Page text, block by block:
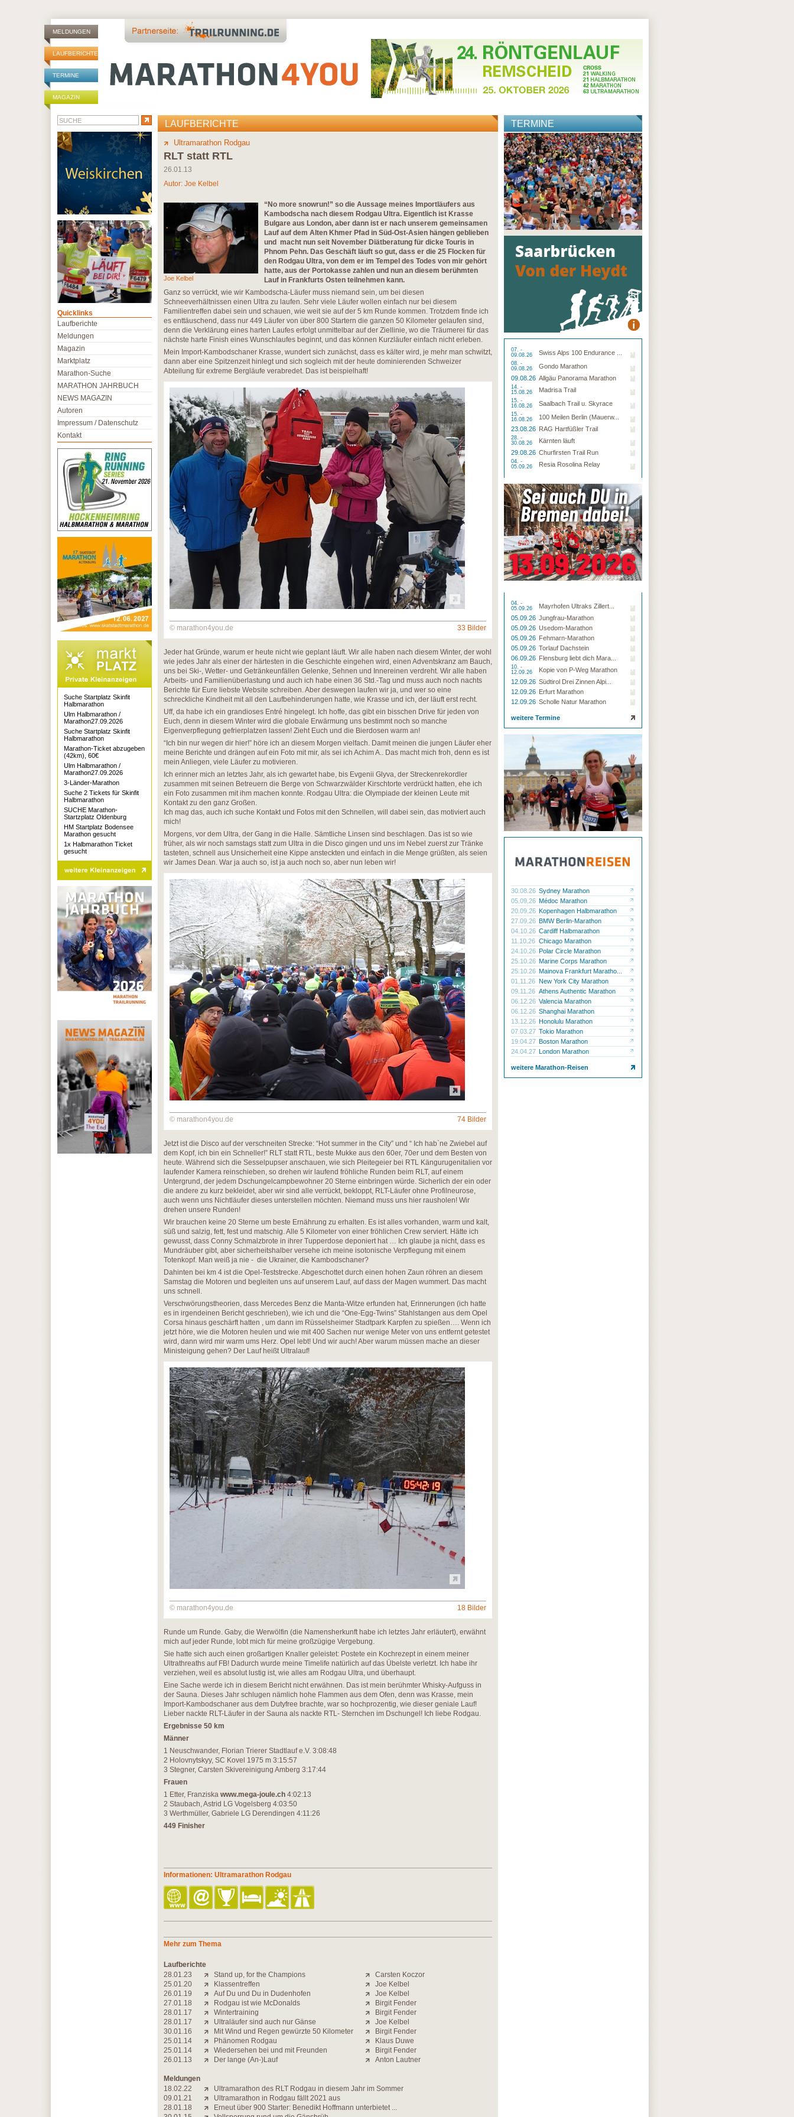
MELDUNGEN
LAUFBERICHTE
TERMINE
MAGAZIN
LAUFBERICHTE
Ultramarathon Rodgau
RLT statt RTL
26.01.13
Autor: Joe Kelbel
Joe Kelbel
“No more snowrun!” so die Aussage meines Importläufers aus
Kambodscha nach diesem Rodgau Ultra. Eigentlich ist Krasse
Bulgare aus London, aber dann ist er nach unserem gemeinsamen
Lauf auf dem Alten Khmer Pfad in Süd-Ost-Asien hängen geblieben
und macht nun seit November Diätberatung für dicke Touris in
Phnom Pehn. Das Geschäft läuft so gut, dass er die 25 Flocken für
den Rodgau Ultra, von dem er im Tempel des Todes von mir gehört
hatte, aus der Portokasse zahlen und nun an diesem berühmten
Lauf in Frankfurts Osten teilnehmen kann.
Ganz so verrückt, wie wir Kambodscha-Läufer muss niemand sein, um bei diesen
Schneeverhältnissen einen Ultra zu laufen. Sehr viele Läufer wollen einfach nur bei diesem
Familientreffen dabei sein und schauen, wie weit sie auf der 5 km Runde kommen. Trotzdem finde ich
es enttäuschend, dass nur 449 Läufer von über 800 Startern die ganzen 50 Kilometer gelaufen sind,
denn die Verklärung eines harten Laufes erfolgt unmittelbar auf der Ziellinie, wo die Träumerei für das
nächste harte Finish eines Wunschlaufes beginnt, und das können Kurzläufer einfach nicht erleben.
Mein Import-Kambodschaner Krasse, wundert sich zunächst, dass es kälter wird, je mehr man schwitzt,
dann aber eine Spitzenzeit hinlegt und sich sogleich mit der heute dominierenden Schweizer
Abteilung für extreme Bergläufe verabredet. Das ist beispielhaft!
© marathon4you.de 33 Bilder
Jeder hat Gründe, warum er heute nicht wie geplant läuft. Wir alle haben nach diesem Winter, der wohl
wie jedes Jahr als einer der härtesten in die Geschichte eingehen wird, einen Adventskranz am Bauch,
uns bei Ski-, Wetter- und Getränkeunfällen Gelenke, Sehnen und Innereinen verdreht. Wir alle haben
Arbeits- und Familienüberlastung und auch ich habe einen 36 Std.-Tag und muss auch noch nachts
Berichte für Eure liebste Website schreiben. Aber deswegen laufen wir ja, und wer so eine
schreckliche Kindheit mit all den Laufbehinderungen hatte, wie Krasse und ich, der läuft erst recht.
Uff, da habe ich ein grandioses Entré hingelegt. Ich hoffe, das gibt ein bisschen Drive für jeden von
Euch, denn in diesem Winter wird die globale Erwärmung uns bestimmt noch so manche
Eigenverpflegung gefrierplatzen lassen! Zieht Euch und die Bierdosen warm an!
“Ich bin nur wegen dir hier!” höre ich an diesem Morgen vielfach. Damit meinen die jungen Läufer eher
meine Berichte und drängen auf ein Foto mit mir, als sei ich Achim A.. Das macht mich froh, denn es ist
mein Anliegen, viele Läufer zu motivieren.
Ich erinner mich an letztes Jahr, als ich gewartet habe, bis Evgenii Glyva, der Streckenrekordler
zusammen mit seinen Betreuern die Berge von Schwarzwälder Kirschtorte verdrückt hatten, ehe ich
ein Foto zusammen mit ihm machen konnte. Rodgau Ultra: die Olympiade der kleinen Leute mit
Kontakt zu den ganz Großen.
Ich mag das, auch ich suche Kontakt und Fotos mit den Schnellen, will dabei sein, das motiviert auch
mich!
Morgens, vor dem Ultra, der Gang in die Halle. Sämtliche Linsen sind beschlagen. Das ist so wie
früher, als wir noch samstags statt zum Ultra in die Disco gingen und uns im Nebel zuerst zur Tränke
tasteten, schnell aus Unsicherheit eine Kippe ansteckten und einfach in die Menge grüßten, als seien
wir James Dean. War ja auch so, ist ja auch noch so, aber nun leben wir!
© marathon4you.de 74 Bilder
Jetzt ist die Disco auf der verschneiten Strecke: “Hot summer in the City” und “ Ich hab`ne Zwiebel auf
dem Kopf, ich bin ein Schneller!” RLT statt RTL, beste Mukke aus den 60er, 70er und dem Besten von
heute. Während sich die Sesselpupser anschauen, wie sich Pleitegeier bei RTL Kängurugenitalien vor
laufender Kamera reinschieben, so drehen wir laufend fröhliche Runden beim RLT, auf einem
Untergrund, der jedem Dschungelcampbewohner 20 Sterne einbringen würde. Sicherlich der ein oder
die andere zu kurz bekleidet, aber wir sind alle verrückt, bekloppt, RLT-Läufer ohne Profilneurose,
auch wenn uns Nichtläufer dieses unterstellen möchten. Niemand muss uns hier rausholen! Wir
drehen unsere Runden!
Wir brauchen keine 20 Sterne um beste Ernährung zu erhalten. Es ist alles vorhanden, warm und kalt,
süß und salzig, fett, fest und matschig. Alle 5 Kilometer von einer fröhlichen Crew serviert. Hätte ich
gewusst, dass Conny Schmalzbrote in ihrer Tupperdose deponiert hat … Ich glaube ja nicht, dass es
Mundräuber gibt, aber sicherheitshalber versehe ich meine isotonische Verpflegung mit einem
Totenkopf. Man weiß ja nie - die Ukrainer, die Kambodschaner?
Dahinten bei km 4 ist die Opel-Teststrecke. Abgeschottet durch einen hohen Zaun röhren an diesem
Samstag die Motoren und begleiten uns auf unserem Lauf, auf dass der Magen wummert. Das macht
uns schnell.
Verschwörungstheorien, dass Mercedes Benz die Manta-Witze erfunden hat, Erinnerungen (ich hatte
es in irgendeinen Bericht geschrieben), wie ich und die “One-Egg-Twins” Stahlstangen aus dem Opel
Corsa hinaus geschärft hatten , um dann im Rüsselsheimer Stadtpark Karpfen zu spießen…. Wenn ich
jetzt höre, wie die Motoren heulen und wie mit 400 Sachen nur wenige Meter von uns entfernt getestet
wird, dann wird mir warm ums Herz. Opel lebt! Und wir auch! Aber warum müssen mache an dieser
Ministeigung gehen? Der Lauf heißt Ultralauf!
© marathon4you.de 18 Bilder
Runde um Runde. Gaby, die Werwölfin (die Namensherkunft habe ich letztes Jahr erläutert), erwähnt
mich auf jeder Runde, lobt mich für meine großzügige Vergebung.
Sie hatte sich auch einen großartigen Knaller geleistet: Postete ein Kochrezept in einem meiner
Ultrathreaths auf FB! Dadurch wurde meine Timelife natürlich auf das Übelste verletzt. Ich habe ihr
verziehen, weil es absolut lustig ist, wie alles am Rodgau Ultra, und überhaupt.
Eine Sache werde ich in diesem Bericht nicht erwähnen. Das ist mein berühmter Whisky-Aufguss in
der Sauna. Dieses Jahr schlugen nämlich hohe Flammen aus dem Ofen, denn was Krasse, mein
Import-Kambodschaner aus dem Dutyfree brachte, war so hochprozentig, wie dieser geniale Lauf!
Lieber nackte RLT-Läufer in der Sauna als nackte RTL- Sternchen im Dschungel! Ich liebe Rodgau.
Ergebnisse 50 km
Männer
1 Neuschwander, Florian Trierer Stadtlauf e.V. 3:08:48
2 Holovnytskyy, SC Kovel 1975 m 3:15:57
3 Stegner, Carsten Skivereinigung Amberg 3:17:44
Frauen
1 Etter, Franziska www.mega-joule.ch 4:02:13
2 Staubach, Astrid LG Vogelsberg 4:03:50
3 Werthmüller, Gabriele LG Derendingen 4:11:26
449 Finisher
Informationen: Ultramarathon Rodgau
Mehr zum Thema
Laufberichte
28.01.23
Stand up, for the Champions
Carsten Koczor
25.01.20
Klassentreffen
Joe Kelbel
26.01.19
Auf Du und Du in Dudenhofen
Joe Kelbel
27.01.18
Rodgau ist wie McDonalds
Birgit Fender
28.01.17
Wintertraining
Birgit Fender
28.01.17
Ultraläufer sind auch nur Gänse
Joe Kelbel
30.01.16
Mit Wind und Regen gewürzte 50 Kilometer
Birgit Fender
25.01.14
Phänomen Rodgau
Klaus Duwe
25.01.14
Wiedersehen bei und mit Freunden
Birgit Fender
26.01.13
Der lange (An-)Lauf Anton Lautner
Meldungen
18.02.22
Ultramarathon des RLT Rodgau in diesem Jahr im Sommer
09.01.21
Ultramarathon in Rodgau fällt 2021 aus
28.01.18
Erneut über 900 Starter: Benedikt Hoffmann unterbietet ...
TERMINE
07. -
09.08.26
Swiss Alps 100 Endurance ...
08. -
09.08.26
Gondo Marathon
09.08.26 Allgäu Panorama Marathon
14. -
15.08.26
Madrisa Trail
15. -
16.08.26
Saalbach Trail u. Skyrace
15. -
16.08.26
100 Meilen Berlin (Mauerw...
23.08.26 RAG Hartfüßler Trail
28. -
30.08.26
Kärnten läuft
29.08.26 Churfirsten Trail Run
04. -
05.09.26
Resia Rosolina Relay
04. -
05.09.26
Mayrhofen Ultraks Zillert...
05.09.26 Jungfrau-Marathon
05.09.26 Usedom-Marathon
05.09.26 Fehmarn-Marathon
05.09.26 Torlauf Dachstein
06.09.26 Flensburg liebt dich Mara...
10. -
12.09.26
Kopie von P-Weg Marathon
12.09.26 Südtirol Drei Zinnen Alpi...
12.09.26 Erfurt Marathon
12.09.26 Scholle Natur Marathon
weitere Termine
30.08.26 Sydney Marathon
05.09.26 Médoc Marathon
20.09.26 Kopenhagen Halbmarathon
27.09.26 BMW Berlin-Marathon
04.10.26 Cardiff Halbmarathon
11.10.26 Chicago Marathon
24.10.26 Polar Circle Marathon
25.10.26 Marine Corps Marathon
25.10.26 Mainova Frankfurt Maratho...
01.11.26 New York City Marathon
09.11.26 Athens Authentic Marathon
06.12.26 Valencia Marathon
06.12.26 Shanghai Marathon
13.12.26 Honolulu Marathon
07.03.27 Tokio Marathon
19.04.27 Boston Marathon
24.04.27 London Marathon
weitere Marathon-Reisen
Quicklinks
Laufberichte
Meldungen
Magazin
Marktplatz
Marathon-Suche
MARATHON JAHRBUCH
NEWS MAGAZIN
Autoren
Impressum / Datenschutz
Kontakt
Suche Startplatz Skinfit
Halbmarathon
Ulm Halbmarathon /
Marathon27.09.2026
Suche Startplatz Skinfit
Halbmarathon
Marathon-Ticket abzugeben
(42km), 60€
Ulm Halbmarathon /
Marathon27.09.2026
3-Länder-Marathon
Suche 2 Tickets für Skinfit
Halbmarathon
SUCHE Marathon-
Startzplatz Oldenburg
HM Startplatz Bodensee
Marathon gesucht
1x Halbmarathon Ticket
gesucht